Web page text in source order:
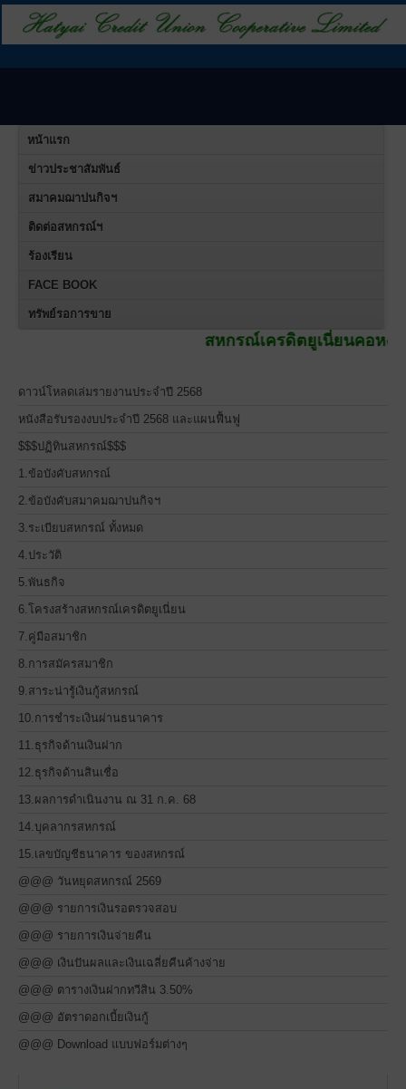
หน้าแรก
ข่าวประชาสัมพันธ์
สมาคมฌาปนกิจฯ
ติดต่อสหกรณ์ฯ
ร้องเรียน
FACE BOOK
ทรัพย์รอการขาย
สหกรณ์เครดิตยูเนี่ยนคอหงส์ จำกัดเปลี่
ดาวน์โหลดเล่มรายงานประจำปี 2568
หนังสือรับรองงบประจำปี 2568 และแผนฟื้นฟู
$$$ปฏิทินสหกรณ์$$$
1.ข้อบังคับสหกรณ์
2.ข้อบังคับสมาคมฌาปนกิจฯ
3.ระเบียบสหกรณ์ ทั้งหมด
4.ประวัติ
5.พันธกิจ
6.โครงสร้างสหกรณ์เครดิตยูเนี่ยน
7.คู่มือสมาชิก
8.การสมัครสมาชิก
9.สาระน่ารู้เงินกู้สหกรณ์
10.การชำระเงินผ่านธนาคาร
11.ธุรกิจด้านเงินฝาก
12.ธุรกิจด้านสินเชื่อ
13.ผลการดำเนินงาน ณ 31 ก.ค. 68
14.บุคลากรสหกรณ์
15.เลขบัญชีธนาคาร ของสหกรณ์
@@@ วันหยุดสหกรณ์ 2569
@@@ รายการเงินรอตรวจสอบ
@@@ รายการเงินจ่ายคืน
@@@ เงินปันผลและเงินเฉลี่ยคืนค้างจ่าย
@@@ ตารางเงินฝากทวีสิน 3.50%
@@@ อัตราดอกเบี้ยเงินกู้
@@@ Download แบบฟอร์มต่างๆ